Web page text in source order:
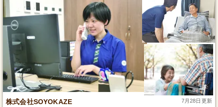
株式会社SOYOKAZE 7月28日更新